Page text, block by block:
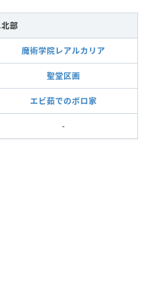
部
魔術学院レアルカリア
聖堂区画
エビ茹でのボロ家
-